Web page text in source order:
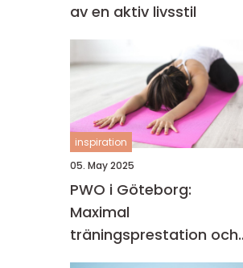
av en aktiv livsstil
inspiration
05. May 2025
PWO i Göteborg:
Maximal
träningsprestation och
fokus